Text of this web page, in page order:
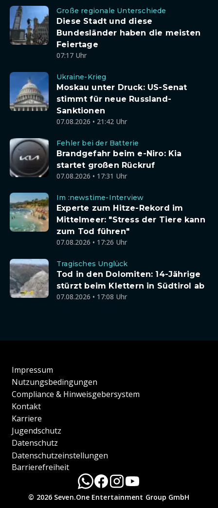
Große regionale Unterschiede
Diese Stadt und diese
Bundesländer haben die meisten
Feiertage
07:17 Uhr
Ukraine-Krieg
Moskau unter Druck: US-Senat
stimmt für neue Russland-
Sanktionen
07.08.2026 • 21:42 Uhr
Fehler bei der Batterie
Brandgefahr beim e-Niro: Kia
startet großen Rückruf
07.08.2026 • 17:31 Uhr
Im :newstime-Interview
Experte zum Hitze-Rekord im
Mittelmeer: "Stress der Tiere kann
zum Tod führen"
07.08.2026 • 17:26 Uhr
Tragisches Unglück
Tod in den Dolomiten: 14-Jährige
stürzt beim Klettern in Südtirol ab
07.08.2026 • 17:08 Uhr
Impressum
Nutzungsbedingungen
Compliance & Hinweisgebersystem
Kontakt
Karriere
Jugendschutz
Datenschutz
Datenschutzeinstellungen
Barrierefreiheit
© 2026 Seven.One Entertainment Group GmbH